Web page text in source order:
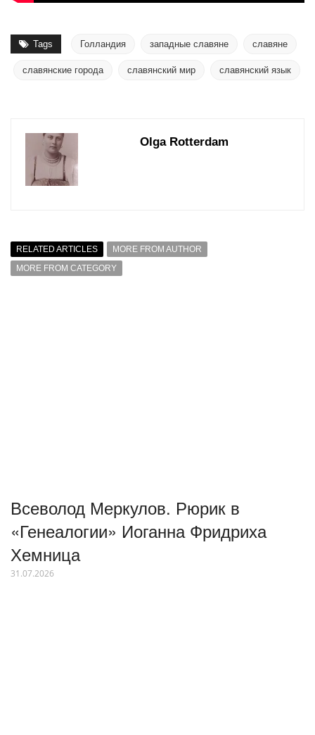
Tags Голландия западные славяне славяне
славянские города славянский мир славянский язык
Olga Rotterdam
RELATED ARTICLES
MORE FROM AUTHOR
MORE FROM CATEGORY
Всеволод Меркулов. Рюрик в
«Генеалогии» Иоганна Фридриха
Хемница
31.07.2026